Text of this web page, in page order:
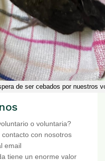
de ser cebados por nuestros
o voluntaria?
con nosotros
email
tiene un enorme valor